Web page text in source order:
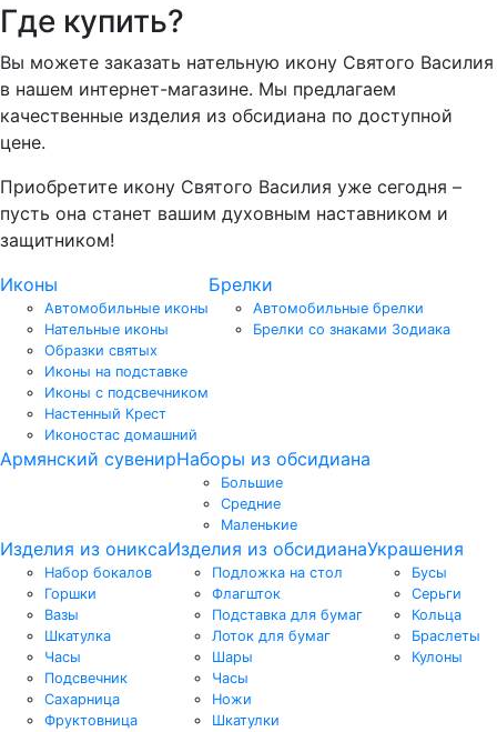
Где купить?
Вы можете заказать нательную икону Святого Василия
в нашем интернет-магазине. Мы предлагаем
качественные изделия из обсидиана по доступной
цене.
Приобретите икону Святого Василия уже сегодня –
пусть она станет вашим духовным наставником и
защитником!
Иконы
Автомобильные иконы
Нательные иконы
Образки святых
Иконы на подставке
Иконы с подсвечником
Настенный Крест
Иконостас домашний
Брелки
Автомобильные брелки
Брелки со знаками Зодиака
Армянский сувенирНаборы из обсидиана
Большие
Средние
Маленькие
Изделия из оникса
Набор бокалов
Горшки
Вазы
Шкатулка
Часы
Подсвечник
Сахарница
Фруктовница
Изделия из обсидиана
Подложка на стол
Флагшток
Подставка для бумаг
Лоток для бумаг
Шары
Часы
Ножи
Шкатулки
Украшения
Бусы
Серьги
Кольца
Браслеты
Кулоны